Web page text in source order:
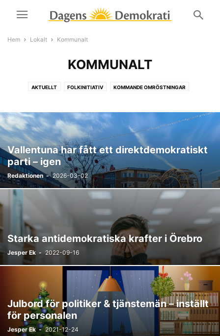
Hem Lokalt Kommunalt
KOMMUNALT
AKTUELLT FOLKINITIATIV KOMMANDE OMRÖSTNINGAR
Vallentuna har fått ett direktdemokratiskt
parti – igen
Redaktionen - 2026-03-02
Starka antidemokratiska krafter i Örebro
Jesper Ek - 2022-09-16
Julbord för politiker & tjänstemän – inställt
för personalen
Jesper Ek - 2021-12-24